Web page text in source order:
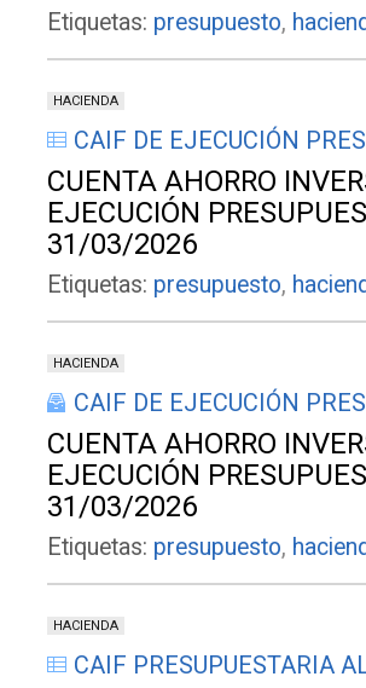
Etiquetas: presupuesto,
HACIENDA
CAIF DE EJECUCIÓN
CUENTA AHORRO
EJECUCIÓN
31/03/2026
Etiquetas: presupuesto,
HACIENDA
CAIF DE EJECUCIÓN
CUENTA AHORRO
EJECUCIÓN
31/03/2026
Etiquetas: presupuesto,
HACIENDA
CAIF PRESUPUESTARIA